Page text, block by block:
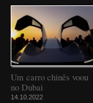
Um carro chinês voou
no Dubai
14.10.2022